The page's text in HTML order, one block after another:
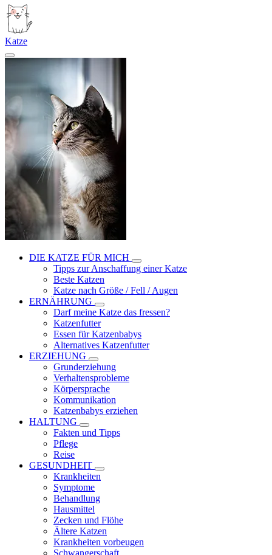
Katze
DIE KATZE FÜR MICH
Tipps zur Anschaffung einer Katze
Beste Katzen
Katze nach Größe / Fell / Augen
ERNÄHRUNG
Darf meine Katze das fressen?
Katzenfutter
Essen für Katzenbabys
Alternatives Katzenfutter
ERZIEHUNG
Grunderziehung
Verhaltensprobleme
Körpersprache
Kommunikation
Katzenbabys erziehen
HALTUNG
Fakten und Tipps
Pflege
Reise
GESUNDHEIT
Krankheiten
Symptome
Behandlung
Hausmittel
Zecken und Flöhe
Ältere Katzen
Krankheiten vorbeugen
Schwangerschaft